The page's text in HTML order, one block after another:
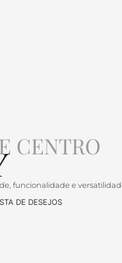
CENTRO
funcionalidade e
DE DESEJOS